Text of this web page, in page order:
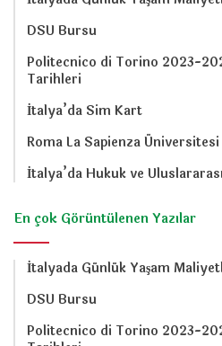
DSU Bursu
Politecnico di Torino 2023-
Tarihleri
İtalya’da Sim Kart
Roma La Sapienza Üniversitesi
İtalya’da Hukuk ve
En çok Görüntülenen Yazılar
İtalyada Günlük Yaşam
DSU Bursu
Politecnico di Torino 2023-